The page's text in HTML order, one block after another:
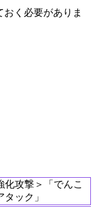
く必要がありま
化攻撃＞「でんこ
ック」